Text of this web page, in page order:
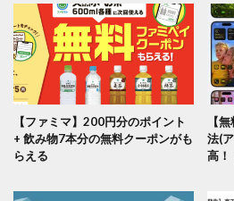
【ファミマ】200円分のポイント
+ 飲み物7本分の無料クーポンがも
らえる
【
法(
高！